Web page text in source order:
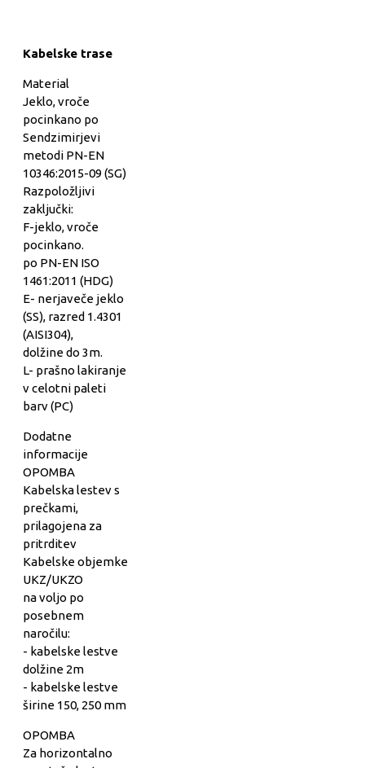
Kabelske trase
Material
Jeklo, vroče
pocinkano po
Sendzimirjevi
metodi PN-EN
10346:2015-09 (SG)
Razpoložljivi
zaključki:
F-jeklo, vroče
pocinkano.
po PN-EN ISO
1461:2011 (HDG)
E- nerjaveče jeklo
(SS), razred 1.4301
(AISI304),
dolžine do 3m.
L- prašno lakiranje
v celotni paleti
barv (PC)
Dodatne
informacije
OPOMBA
Kabelska lestev s
prečkami,
prilagojena za
pritrditev
Kabelske objemke
UKZ/UKZO
na voljo po
posebnem
naročilu:
- kabelske lestve
dolžine 2m
- kabelske lestve
širine 150, 250 mm
OPOMBA
Za horizontalno